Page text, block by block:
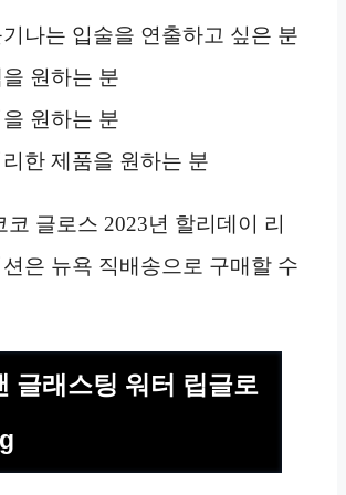
나는 입술을 연출하고 싶은 분
원하는 분
원하는 분
한 제품을 원하는 분
코 글로스 2023년 할리데이 리
은 뉴욕 직배송으로 구매할 수
글래스팅 워터 립글로